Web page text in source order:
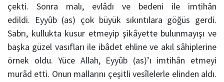
çekti. Sonra malı, evlâdı ve bedeni ile imtihân
edildi. Eyyûb(as) çok büyük sıkıntılara göğüs gerdi.
Sabrı, kullukta kusur etmeyip şikâyette bulunmayışı ve
başka güzel vasıfları ile ibâdet ehline ve akıl sâhiplerine
örnek oldu. Yüce Allah, Eyyûb (as)’ı imtihân etmeyi
murâd etti. Onun mallarını çeşitli vesîlelerle elinden aldı.